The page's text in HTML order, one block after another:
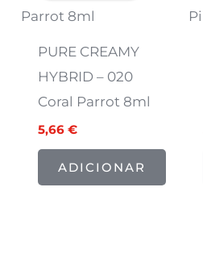
PURE CREAMY
HYBRID – 020
Coral Parrot 8ml
7,07 €.
5,66 €
5,66 €.
ADICIONAR